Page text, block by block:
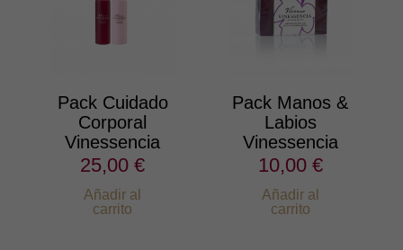
Pack Cuidado
Corporal
Vinessencia
25,00 €
Añadir al
carrito
Pack Manos &
Labios
Vinessencia
10,00 €
Añadir al
carrito